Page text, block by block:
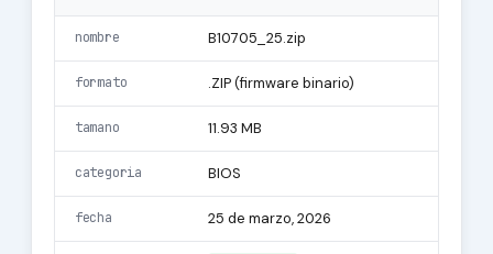
nombre B10705_25.zip
formato .ZIP (firmware binario)
tamano 11.93 MB
categoria BIOS
fecha 25 de marzo, 2026